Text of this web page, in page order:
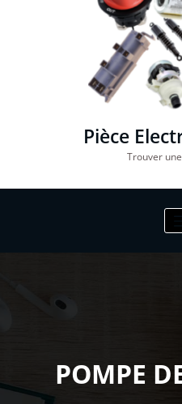
Pièce
Trouver
POMPE